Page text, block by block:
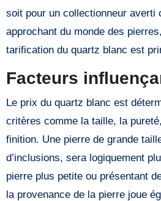
soit pour un collectionneur averti
approchant du monde des
tarification du quartz blanc est
Facteurs
Le prix du quartz blanc est
critères comme la taille, la
finition. Une pierre de grande
d’inclusions, sera logiquement
pierre plus petite ou présentant
la provenance de la pierre joue